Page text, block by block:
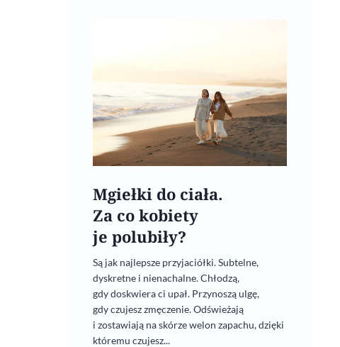
Mgiełki do ciała.
Za co kobiety
je polubiły?
Są jak najlepsze przyjaciółki. Subtelne,
dyskretne i nienachalne. Chłodzą,
gdy doskwiera ci upał. Przynoszą ulgę,
gdy czujesz zmęczenie. Odświeżają
i zostawiają na skórze welon zapachu, dzięki
któremu czujesz...